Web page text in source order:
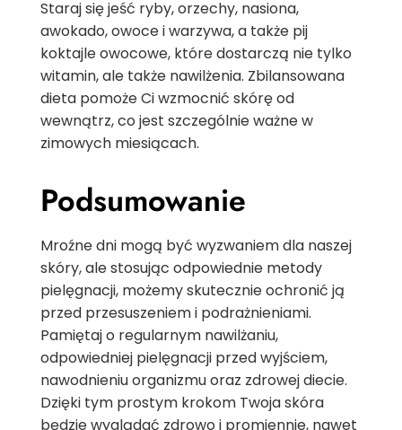
Staraj się jeść ryby, orzechy, nasiona,
awokado, owoce i warzywa, a także pij
koktajle owocowe, które dostarczą nie tylko
witamin, ale także nawilżenia. Zbilansowana
dieta pomoże Ci wzmocnić skórę od
wewnątrz, co jest szczególnie ważne w
zimowych miesiącach.
Podsumowanie
Mroźne dni mogą być wyzwaniem dla naszej
skóry, ale stosując odpowiednie metody
pielęgnacji, możemy skutecznie ochronić ją
przed przesuszeniem i podrażnieniami.
Pamiętaj o regularnym nawilżaniu,
odpowiedniej pielęgnacji przed wyjściem,
nawodnieniu organizmu oraz zdrowej diecie.
Dzięki tym prostym krokom Twoja skóra
będzie wyglądać zdrowo i promiennie, nawet